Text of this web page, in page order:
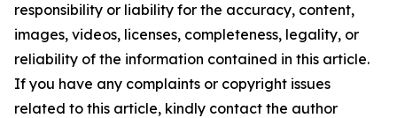
responsibility or liability for the accuracy, content,
images, videos, licenses, completeness, legality, or
reliability of the information contained in this article.
If you have any complaints or copyright issues
related to this article, kindly contact the author